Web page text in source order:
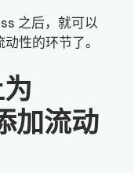
之后，就可以
性的环节了。
加流动